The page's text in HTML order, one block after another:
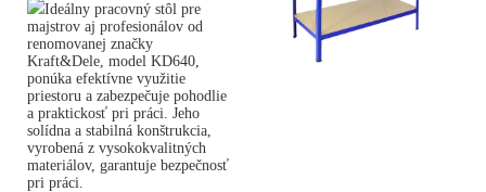
Ideálny pracovný stôl pre
majstrov aj profesionálov od
renomovanej značky
Kraft&Dele, model KD640,
ponúka efektívne využitie
priestoru a zabezpečuje pohodlie
a praktickosť pri práci. Jeho
solídna a stabilná konštrukcia,
vyrobená z vysokokvalitných
materiálov, garantuje bezpečnosť
pri práci.